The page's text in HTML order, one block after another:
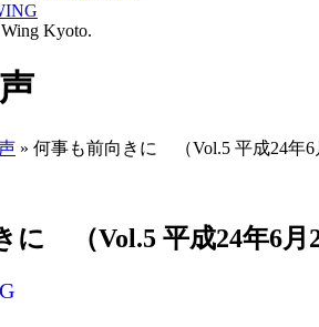
Kyoto.
» 何事も前向きに （Vol.5 平成24年6
に （Vol.5 平成24年6月